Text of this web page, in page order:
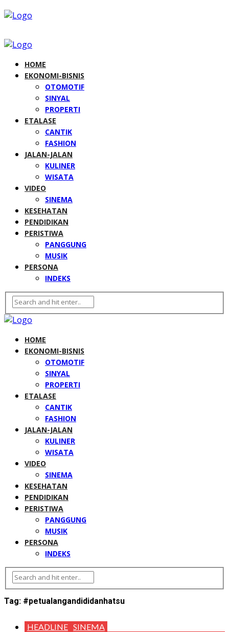
HOME
EKONOMI-BISNIS
OTOMOTIF
SINYAL
PROPERTI
ETALASE
CANTIK
FASHION
JALAN-JALAN
KULINER
WISATA
VIDEO
SINEMA
KESEHATAN
PENDIDIKAN
PERISTIWA
PANGGUNG
MUSIK
PERSONA
INDEKS
HOME
EKONOMI-BISNIS
OTOMOTIF
SINYAL
PROPERTI
ETALASE
CANTIK
FASHION
JALAN-JALAN
KULINER
WISATA
VIDEO
SINEMA
KESEHATAN
PENDIDIKAN
PERISTIWA
PANGGUNG
MUSIK
PERSONA
INDEKS
Tag: #petualangandididanhatsu
HEADLINE SINEMA